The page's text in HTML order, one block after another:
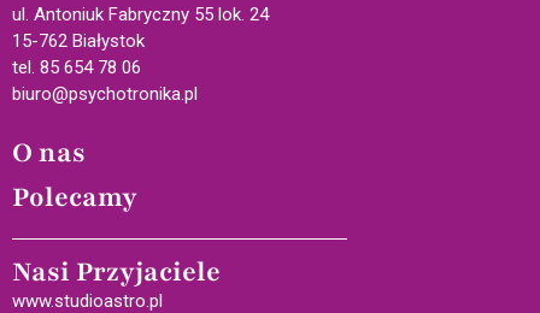
ul. Antoniuk Fabryczny 55 lok. 24
15-762 Białystok
tel. 85 654 78 06
biuro@psychotronika.pl
O nas
Polecamy
Nasi Przyjaciele
www.studioastro.pl